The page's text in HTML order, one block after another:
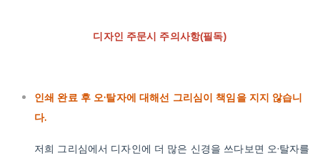
디자인 주문시 주의사항(필독)
인쇄 완료 후 오·탈자에 대해선 그리심이 책임을 지지 않습니
다.
저희 그리심에서 디자인에 더 많은 신경을 쓰다보면 오·탈자를